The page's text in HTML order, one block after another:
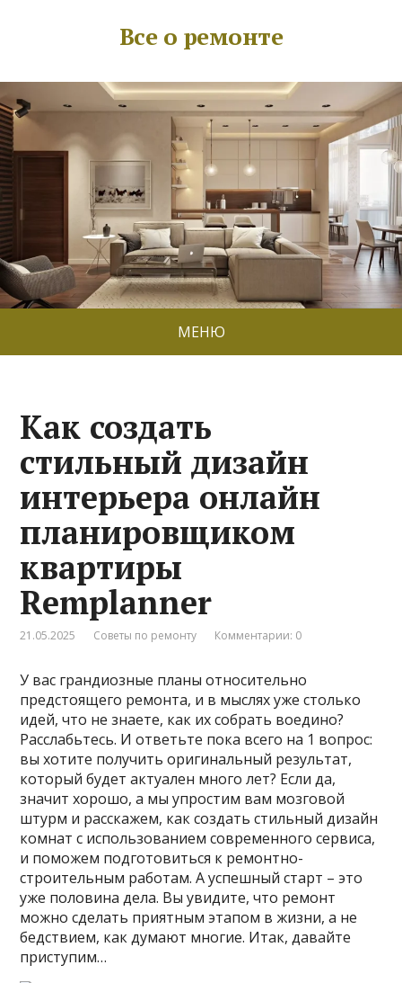
Все о ремонте
МЕНЮ
Как создать
стильный дизайн
интерьера онлайн
планировщиком
квартиры
Remplanner
21.05.2025 Советы по ремонту Комментарии: 0
У вас грандиозные планы относительно
предстоящего ремонта, и в мыслях уже столько
идей, что не знаете, как их собрать воедино?
Расслабьтесь. И ответьте пока всего на 1 вопрос:
вы хотите получить оригинальный результат,
который будет актуален много лет? Если да,
значит хорошо, а мы упростим вам мозговой
штурм и расскажем, как создать стильный дизайн
комнат с использованием современного сервиса,
и поможем подготовиться к ремонтно-
строительным работам. А успешный старт – это
уже половина дела. Вы увидите, что ремонт
можно сделать приятным этапом в жизни, а не
бедствием, как думают многие. Итак, давайте
приступим…